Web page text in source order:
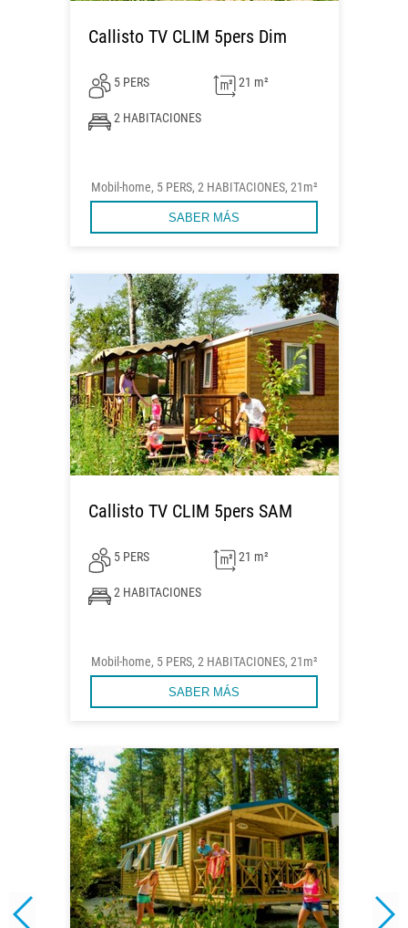
Callisto TV CLIM 5pers Dim
5 PERS 21 m²
2 HABITACIONES
Mobil-home, 5 PERS, 2 HABITACIONES, 21m²
SABER MÁS
Callisto TV CLIM 5pers SAM
5 PERS 21 m²
2 HABITACIONES
Mobil-home, 5 PERS, 2 HABITACIONES, 21m²
SABER MÁS